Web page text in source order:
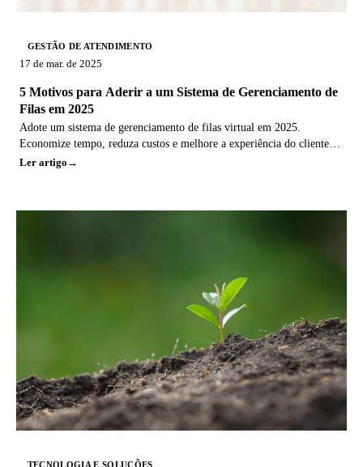
GESTÃO DE ATENDIMENTO
17 de mar. de 2025
5 Motivos para Aderir a um Sistema de Gerenciamento de
Filas em 2025
Adote um sistema de gerenciamento de filas virtual em 2025.
Economize tempo, reduza custos e melhore a experiência do cliente
agora!
Ler artigo
TECNOLOGIA E SOLUÇÕES